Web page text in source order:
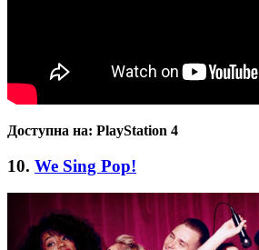
Доступна на: PlayStation 4
10. We Sing Pop!